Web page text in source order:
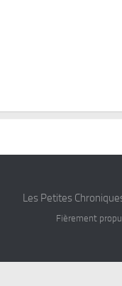
Les Petites
Fièrement